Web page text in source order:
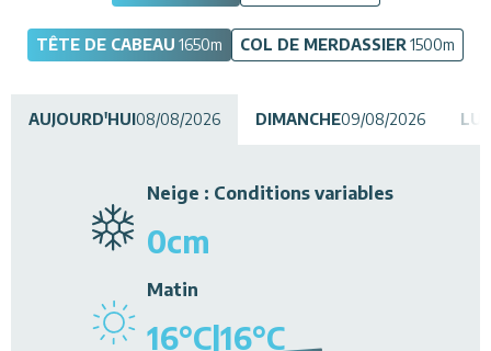
Hébergements
Activités
Services
Animations
TÊTE DE CABEAU 1650m COL DE MERDASSIER 1500m
AUJOURD'HUI08/08/2026 DIMANCHE09/08/2026
Neige : Conditions variables
0cm
Matin
16°C|16°C